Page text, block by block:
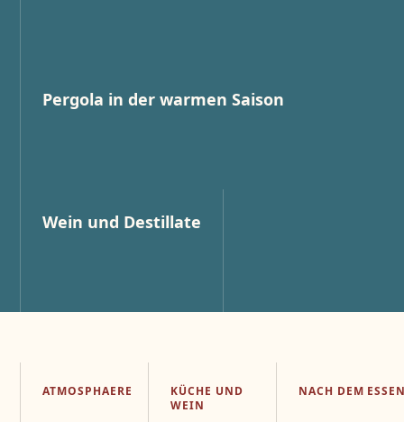
Pergola in der warmen Saison
Wein und Destillate
ATMOSPHAERE
KÜCHE UND
WEIN
NACH DEM